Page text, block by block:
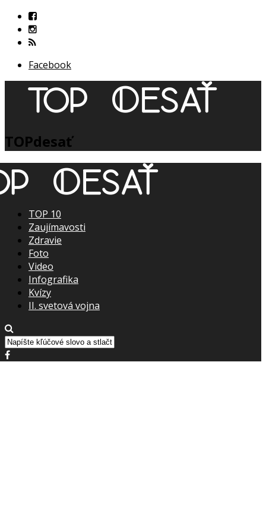
Facebook
TOPdesať
TOP 10
Zaujímavosti
Zdravie
Foto
Video
Infografika
Kvízy
II. svetová vojna